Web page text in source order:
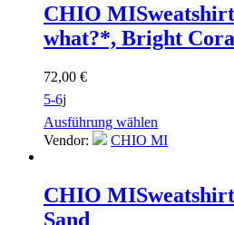
CHIO MI
what?*, Bright
72,00 €
5-6j
Ausführung wählen
Vendor:
CHIO MI
CHIO MI
Sand